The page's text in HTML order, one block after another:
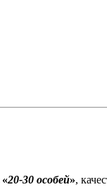
«20-30 особей»,